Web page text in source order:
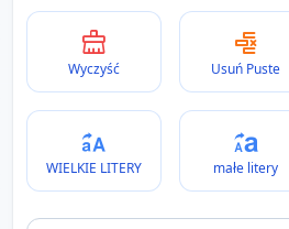
Wyczyść Usuń Puste
WIELKIE LITERY małe litery